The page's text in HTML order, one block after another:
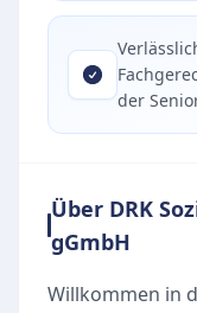
der
Über DRK
gGmbH
Willkommen in